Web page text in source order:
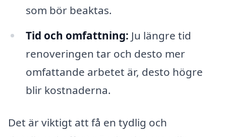
som bör beaktas.
Tid och omfattning: Ju längre tid
renoveringen tar och desto mer
omfattande arbetet är, desto högre
blir kostnaderna.
Det är viktigt att få en tydlig och